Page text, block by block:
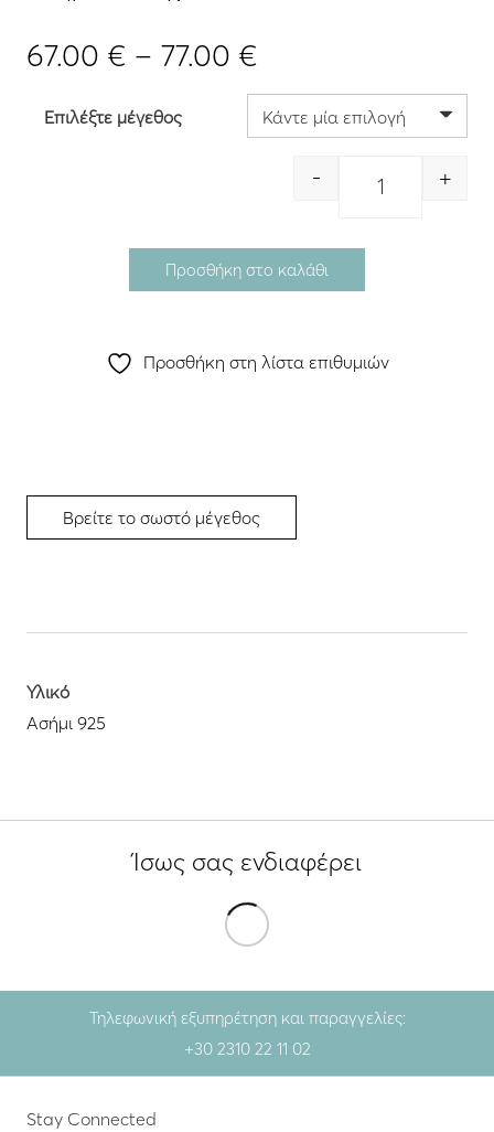
67.00 € – 77.00 €
range:
67.00 €
through
77.00 €
Επιλέξτε μέγεθος
Quantity
- +
Προσθήκη στο καλάθι
Προσθήκη στη λίστα επιθυμιών
Βρείτε το σωστό μέγεθος
Υλικό
Ασήμι 925
Ίσως σας ενδιαφέρει
Τηλεφωνική εξυπηρέτηση και παραγγελίες:
+30 2310 22 11 02
Stay Connected